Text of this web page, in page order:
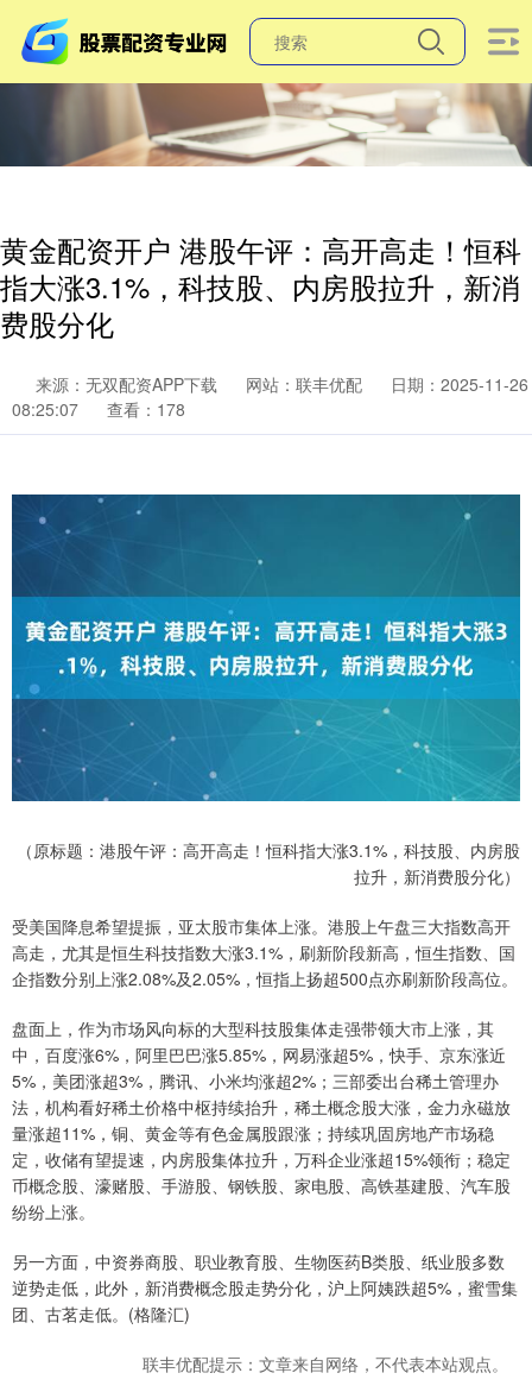
黄金配资开户 港股午评：高开高走！恒科
指大涨3.1%，科技股、内房股拉升，新消
费股分化
来源：无双配资APP下载 网站：联丰优配
日期：2025-11-26
08:25:07
查看：178
（原标题：港股午评：高开高走！恒科指大涨3.1%，科技股、内房股
拉升，新消费股分化）
受美国降息希望提振，亚太股市集体上涨。港股上午盘三大指数高开
高走，尤其是恒生科技指数大涨3.1%，刷新阶段新高，恒生指数、国
企指数分别上涨2.08%及2.05%，恒指上扬超500点亦刷新阶段高位。
盘面上，作为市场风向标的大型科技股集体走强带领大市上涨，其
中，百度涨6%，阿里巴巴涨5.85%，网易涨超5%，快手、京东涨近
5%，美团涨超3%，腾讯、小米均涨超2%；三部委出台稀土管理办
法，机构看好稀土价格中枢持续抬升，稀土概念股大涨，金力永磁放
量涨超11%，铜、黄金等有色金属股跟涨；持续巩固房地产市场稳
定，收储有望提速，内房股集体拉升，万科企业涨超15%领衔；稳定
币概念股、濠赌股、手游股、钢铁股、家电股、高铁基建股、汽车股
纷纷上涨。
另一方面，中资券商股、职业教育股、生物医药B类股、纸业股多数
逆势走低，此外，新消费概念股走势分化，沪上阿姨跌超5%，蜜雪集
团、古茗走低。(格隆汇)
联丰优配提示：文章来自网络，不代表本站观点。